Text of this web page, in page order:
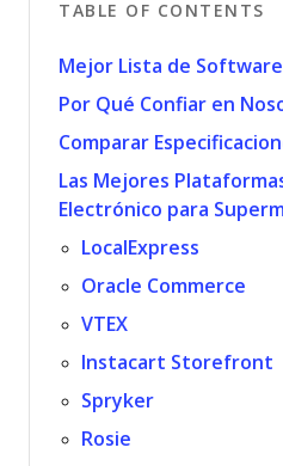
TABLE OF CONTENTS
Mejor Lista de Software
Por Qué Confiar en
Comparar
Las Mejores
Electrónico para
LocalExpress
Oracle Commerce
VTEX
Instacart Storefront
Spryker
Rosie